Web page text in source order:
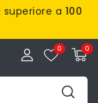
superiore a 100
0
0